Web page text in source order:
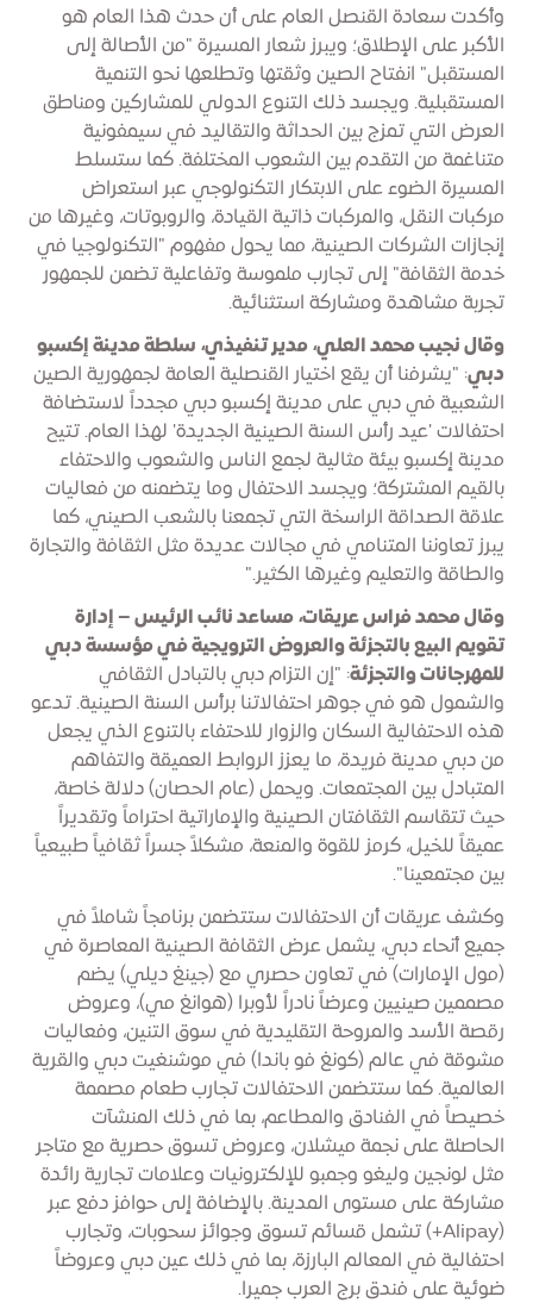
وأكدت سعادة القنصل العام على أن حدث هذا العام هو
الأكبر على الإطلاق؛ ويبرز شعار المسيرة "من الأصالة إلى
المستقبل" انفتاح الصين وثقتها وتطلعها نحو التنمية
المستقبلية. ويجسد ذلك التنوع الدولي للمشاركين ومناطق
العرض التي تمزج بين الحداثة والتقاليد في سيمفونية
متناغمة من التقدم بين الشعوب المختلفة. كما ستسلط
المسيرة الضوء على الابتكار التكنولوجي عبر استعراض
مركبات النقل، والمركبات ذاتية القيادة، والروبوتات، وغيرها من
إنجازات الشركات الصينية، مما يحول مفهوم "التكنولوجيا في
خدمة الثقافة" إلى تجارب ملموسة وتفاعلية تضمن للجمهور
تجربة مشاهدة ومشاركة استثنائية.
وقال نجيب محمد العلي، مدير تنفيذي، سلطة مدينة إكسبو
دبي: "يشرفنا أن يقع اختيار القنصلية العامة لجمهورية الصين
الشعبية في دبي على مدينة إكسبو دبي مجدداً لاستضافة
احتفالات 'عيد رأس السنة الصينية الجديدة' لهذا العام. تتيح
مدينة إكسبو بيئة مثالية لجمع الناس والشعوب والاحتفاء
بالقيم المشتركة؛ ويجسد الاحتفال وما يتضمنه من فعاليات
علاقة الصداقة الراسخة التي تجمعنا بالشعب الصيني، كما
يبرز تعاوننا المتنامي في مجالات عديدة مثل الثقافة والتجارة
والطاقة والتعليم وغيرها الكثير."
وقال محمد فراس عريقات، مساعد نائب الرئيس – إدارة
تقويم البيع بالتجزئة والعروض الترويجية في مؤسسة دبي
للمهرجانات والتجزئة: "إن التزام دبي بالتبادل الثقافي
والشمول هو في جوهر احتفالاتنا برأس السنة الصينية. تدعو
هذه الاحتفالية السكان والزوار للاحتفاء بالتنوع الذي يجعل
من دبي مدينة فريدة، ما يعزز الروابط العميقة والتفاهم
المتبادل بين المجتمعات. ويحمل (عام الحصان) دلالة خاصة،
حيث تتقاسم الثقافتان الصينية والإماراتية احتراماً وتقديراً
عميقاً للخيل، كرمز للقوة والمنعة، مشكلاً جسراً ثقافياً طبيعياً
بين مجتمعينا".
وكشف عريقات أن الاحتفالات ستتضمن برنامجاً شاملاً في
جميع أنحاء دبي، يشمل عرض الثقافة الصينية المعاصرة في
(مول الإمارات) في تعاون حصري مع (جينغ ديلي) يضم
مصممين صينيين وعرضاً نادراً لأوبرا (هوانغ مي)، وعروض
رقصة الأسد والمروحة التقليدية في سوق التنين، وفعاليات
مشوقة في عالم (كونغ فو باندا) في موشنغيت دبي والقرية
العالمية. كما ستتضمن الاحتفالات تجارب طعام مصممة
خصيصاً في الفنادق والمطاعم، بما في ذلك المنشآت
الحاصلة على نجمة ميشلان، وعروض تسوق حصرية مع متاجر
مثل لونجين وليغو وجمبو للإلكترونيات وعلامات تجارية رائدة
مشاركة على مستوى المدينة. بالإضافة إلى حوافز دفع عبر
(Alipay+) تشمل قسائم تسوق وجوائز سحوبات، وتجارب
احتفالية في المعالم البارزة، بما في ذلك عين دبي وعروضاً
ضوئية على فندق برج العرب جميرا.